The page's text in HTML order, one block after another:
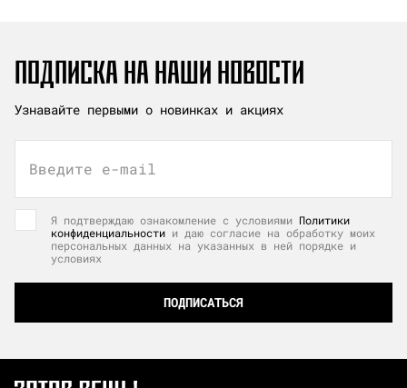
ПОДПИСКА НА НАШИ НОВОСТИ
Узнавайте первыми о новинках и акциях
Введите e-mail
Я подтверждаю ознакомление с условиями Политики
конфиденциальности и даю согласие на обработку моих
персональных данных на указанных в ней порядке и
условиях
ПОДПИСАТЬСЯ